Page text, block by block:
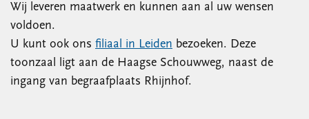
Wij leveren maatwerk en kunnen aan al uw wensen
voldoen.
U kunt ook ons filiaal in Leiden bezoeken. Deze
toonzaal ligt aan de Haagse Schouwweg, naast de
ingang van begraafplaats Rhijnhof.